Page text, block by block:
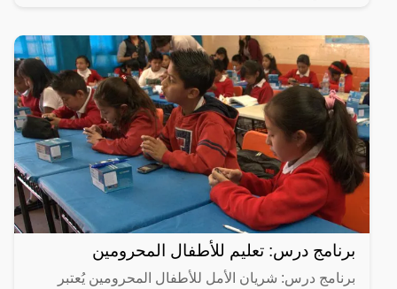
برنامج درس: تعليم للأطفال المحرومين
برنامج درس: شريان الأمل للأطفال المحرومين يُعتبر